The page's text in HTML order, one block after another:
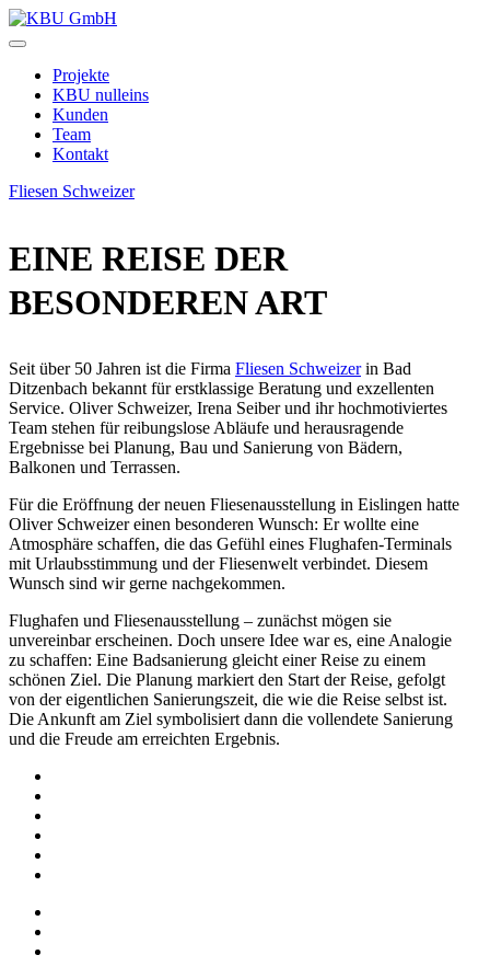
Zum
Inhalt
KBU
Projekte
KBU nulleins
Kunden
Team
Kontakt
Fliesen Schweizer
EINE REISE DER
BESONDEREN ART
Seit über 50 Jahren ist die Firma Fliesen Schweizerin Bad
Ditzenbach bekannt für erstklassige Beratung und exzellenten
Service. Oliver Schweizer, Irena Seiber und ihr hochmotiviertes
Team stehen für reibungslose Abläufe und herausragende
Ergebnisse bei Planung, Bau und Sanierung von Bädern,
Balkonen und Terrassen.
Für die Eröffnung der neuen Fliesenausstellung in Eislingen hatte
Oliver Schweizer einen besonderen Wunsch: Er wollte eine
Atmosphäre schaffen, die das Gefühl eines Flughafen-Terminals
mit Urlaubsstimmung und der Fliesenwelt verbindet. Diesem
Wunsch sind wir gerne nachgekommen.
Flughafen und Fliesenausstellung – zunächst mögen sie
unvereinbar erscheinen. Doch unsere Idee war es, eine Analogie
zu schaffen: Eine Badsanierung gleicht einer Reise zu einem
schönen Ziel. Die Planung markiert den Start der Reise, gefolgt
von der eigentlichen Sanierungszeit, die wie die Reise selbst ist.
Die Ankunft am Ziel symbolisiert dann die vollendete Sanierung
und die Freude am erreichten Ergebnis.